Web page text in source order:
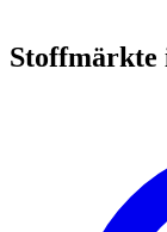
Stoffmärkte